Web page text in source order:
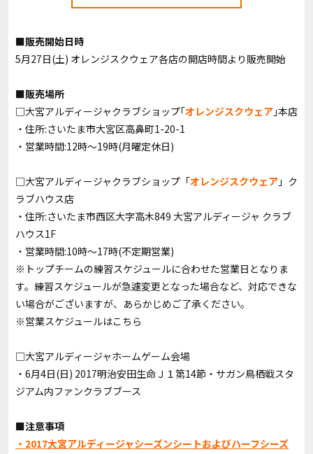
■販売開始日時
5月27日(土) オレンジスクウェア各店の開店時間より販売開始
■販売場所
□大宮アルディージャクラブショップ｢オレンジスクウェア ｣本店
・住所:さいたま市大宮区高鼻町1-20-1
・営業時間:12時～19時(月曜定休日)
□大宮アルディージャクラブショップ「オレンジスクウェア 」ク
ラブハウス店
・住所:さいたま市西区大字高木849 大宮アルディージャ クラブ
ハウス1F
・営業時間:10時～17時(不定期営業)
※トップチームの練習スケジュールに合わせた営業日となりま
す。練習スケジュールが急遽変更となった場合など、対応できな
い場合がございますが、あらかじめご了承ください。
※営業スケジュールはこちら
□大宮アルディージャホームゲーム会場
・6月4日(日) 2017明治安田生命Ｊ１第14節・サガン鳥栖戦スタ
ジアム内ファンクラブブース
■注意事項
・2017大宮アルディージャシーズンシートおよびハーフシーズ